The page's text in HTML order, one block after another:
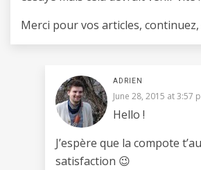
Merci pour vos articles,
ADRIEN
June 28, 2015 at 3:57
Hello !
J’espère que la compote
satisfaction 😉